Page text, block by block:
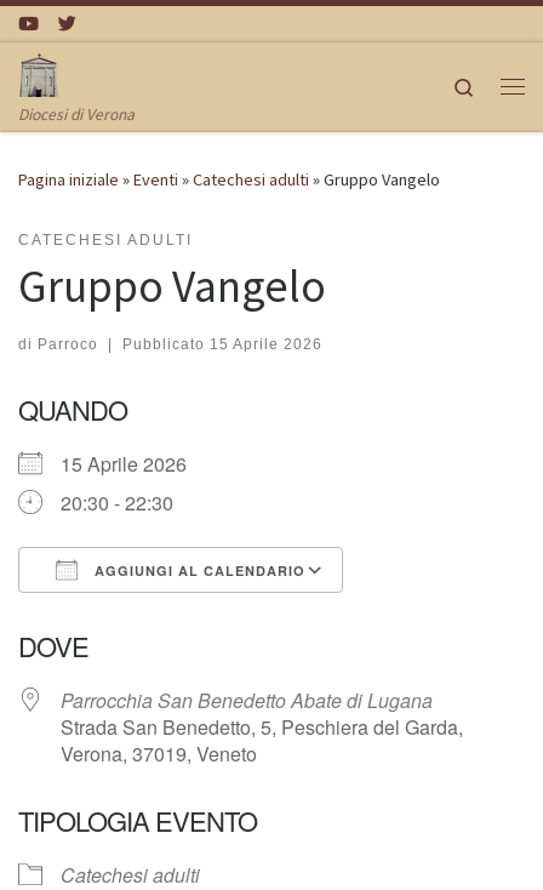
Passa al contenuto
Diocesi di Verona
Search
Pagina iniziale »Eventi »Catechesi adulti »Gruppo Vangelo
CATECHESI ADULTI
Gruppo Vangelo
di Parroco | Pubblicato 15 Aprile 2026
QUANDO
15 Aprile 2026
20:30 - 22:30
AGGIUNGI AL CALENDARIO
DOVE
Parrocchia San Benedetto Abate di Lugana
Strada San Benedetto, 5, Peschiera del Garda,
Verona, 37019, Veneto
TIPOLOGIA EVENTO
Catechesi adulti